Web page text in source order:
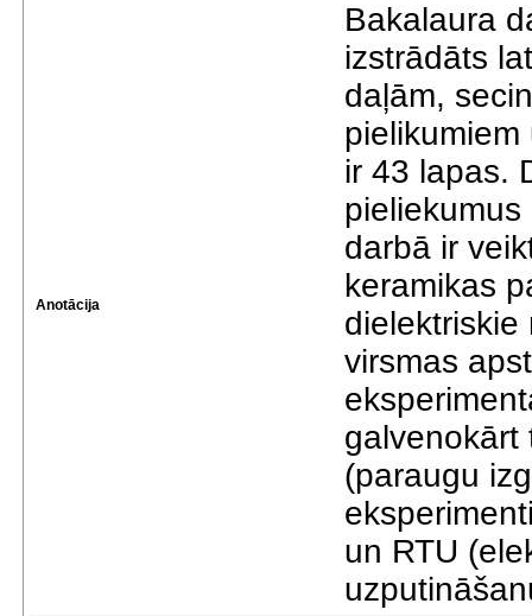
Anotācija
Bakalaura
izstrādāts
daļām,
ir 43 lapas.
darbā ir
keramikas
dielektriskie
virsmas
galvenokārt
(paraugu
un RTU